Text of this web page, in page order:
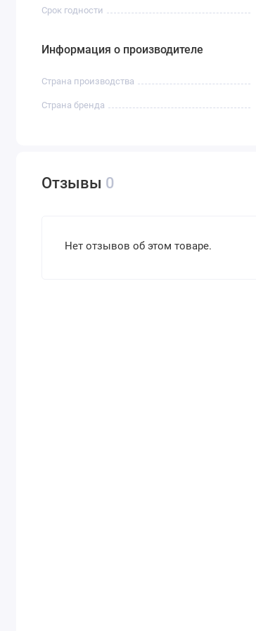
Срок годности
Информация о производителе
Страна производства
Страна бренда
Отзывы 0
Нет отзывов об этом товаре.